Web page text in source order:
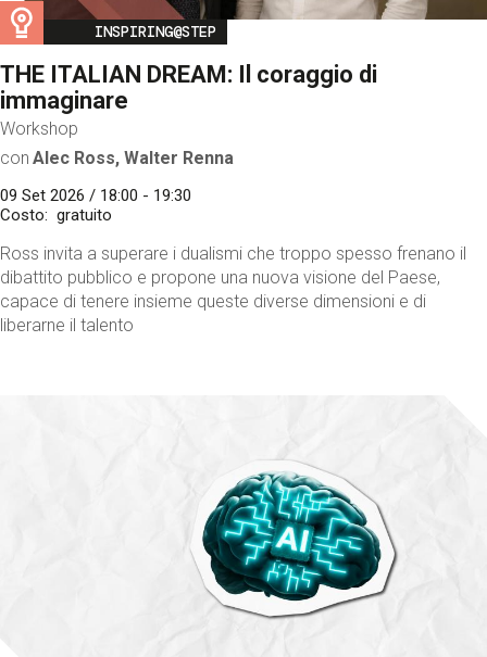
Image
INSPIRING@STEP
THE ITALIAN DREAM: Il coraggio di
immaginare
Workshop
con Alec Ross, Walter Renna
09 Set 2026 / 18:00 - 19:30
Costo
gratuito
Ross invita a superare i dualismi che troppo spesso frenano il
dibattito pubblico e propone una nuova visione del Paese,
capace di tenere insieme queste diverse dimensioni e di
liberarne il talento